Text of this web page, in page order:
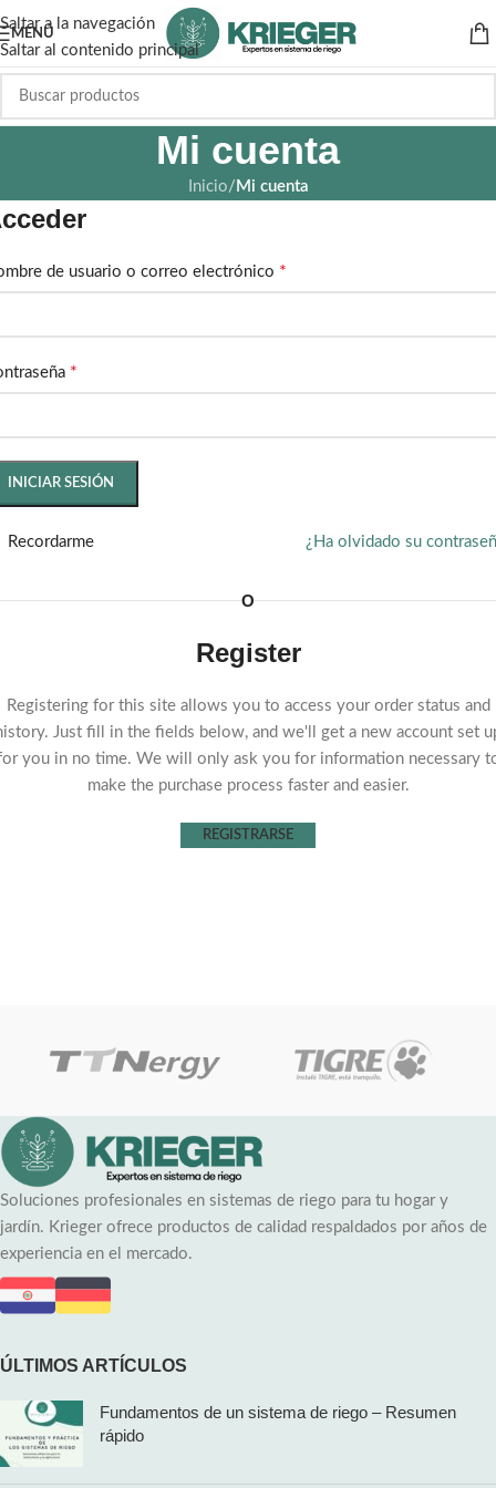
Saltar a la navegación
Saltar al contenido principal
MENÚ
Mi cuenta
Inicio/ Mi cuenta
de usuario o correo electrónico *
*
INICIAR SESIÓN
¿Ha olvidado su
Recordarme
O
Register
Registering for this site allows you to access your order status and
Just fill in the fields below, and we'll get a new account set
you in no time. We will only ask you for information necessary
make the purchase process faster and easier.
REGISTRARSE
Soluciones profesionales en sistemas de riego para tu hogar y
jardín. Krieger ofrece productos de calidad respaldados por años de
experiencia en el mercado.
ÚLTIMOS ARTÍCULOS
Fundamentos de un sistema de riego – Resumen
rápido